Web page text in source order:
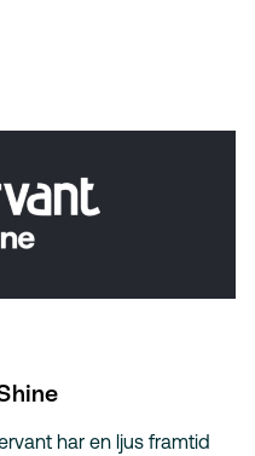
har en ljus framtid